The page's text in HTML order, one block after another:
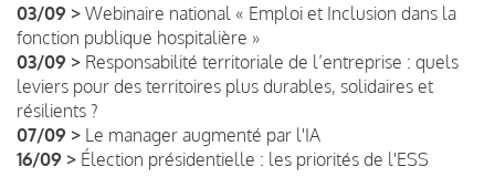
03/09 > Webinaire national « Emploi et Inclusion dans la
fonction publique hospitalière »
03/09 > Responsabilité territoriale de l’entreprise : quels
leviers pour des territoires plus durables, solidaires et
résilients ?
07/09 > Le manager augmenté par l'IA
16/09 > Élection présidentielle : les priorités de l'ESS